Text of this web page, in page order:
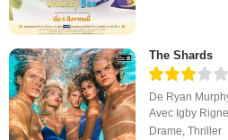
The Shards
De Ryan
Avec Igby
Drame,Thriller